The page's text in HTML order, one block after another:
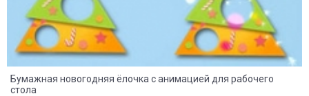
Бумажная новогодняя ёлочка c анимацией для рабочего
стола